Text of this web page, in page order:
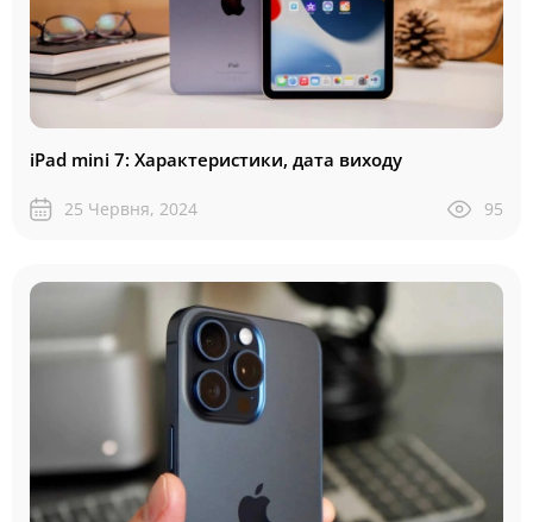
iPad mini 7: Характеристики, дата виходу
25 Червня, 2024 95